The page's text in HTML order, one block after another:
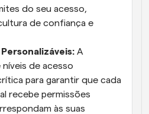
do seu acesso,
de confiança e
A
de acesso
para garantir que cada
recebe permissões
às suas